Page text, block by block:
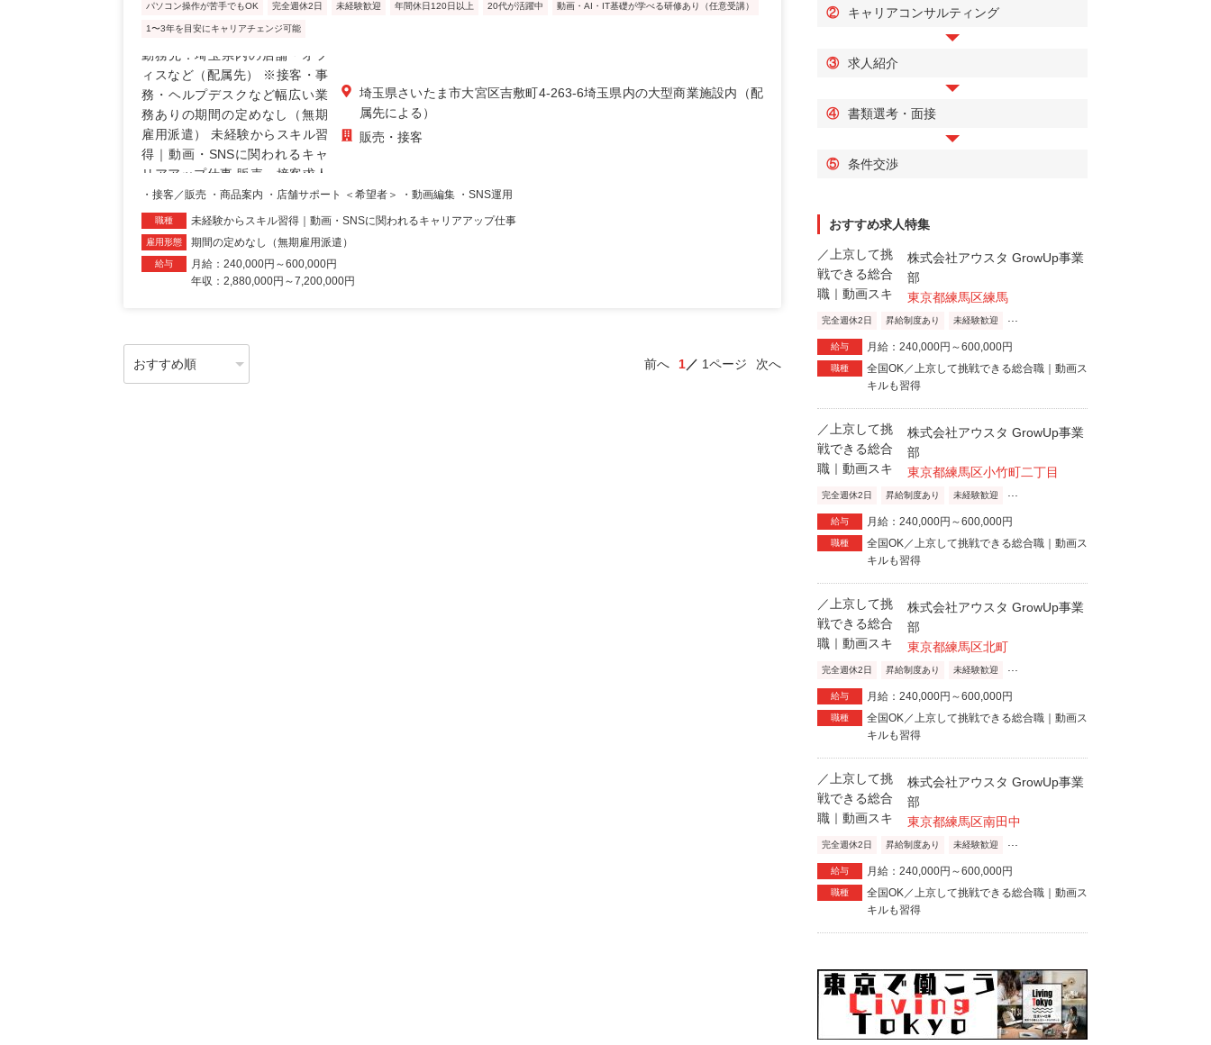
パソコン操作が苦手でもOK 完全週休2日 未経験歓迎 年間休日120日以上 20代が活躍中 動画・AI・IT基礎が学べる研修あり（任意受講）
1〜3年を目安にキャリアチェンジ可能
埼玉県さいたま市大宮区吉敷町4-263-6埼玉県内の大型商業施設内（配
属先による）
販売・接客
・接客／販売 ・商品案内 ・店舗サポート ＜希望者＞ ・動画編集 ・SNS運用
職種 未経験からスキル習得｜動画・SNSに関われるキャリアアップ仕事
雇用形態 期間の定めなし（無期雇用派遣）
給与
月給：240,000円～600,000円
年収：2,880,000円～7,200,000円
前へ 1 1ページ 次へ
② キャリアコンサルティング
③ 求人紹介
④ 書類選考・面接
⑤ 条件交渉
おすすめ求人特集
株式会社アウスタ GrowUp事業
部
東京都練馬区練馬
完全週休2日 昇給制度あり 未経験歓迎
給与 月給：240,000円～600,000円
職種
全国OK／上京して挑戦できる総合職｜動画ス
キルも習得
株式会社アウスタ GrowUp事業
部
東京都練馬区小竹町二丁目
完全週休2日 昇給制度あり 未経験歓迎
給与 月給：240,000円～600,000円
職種
全国OK／上京して挑戦できる総合職｜動画ス
キルも習得
株式会社アウスタ GrowUp事業
部
東京都練馬区北町
完全週休2日 昇給制度あり 未経験歓迎
給与 月給：240,000円～600,000円
職種
全国OK／上京して挑戦できる総合職｜動画ス
キルも習得
株式会社アウスタ GrowUp事業
部
東京都練馬区南田中
完全週休2日 昇給制度あり 未経験歓迎
給与 月給：240,000円～600,000円
職種
全国OK／上京して挑戦できる総合職｜動画ス
キルも習得